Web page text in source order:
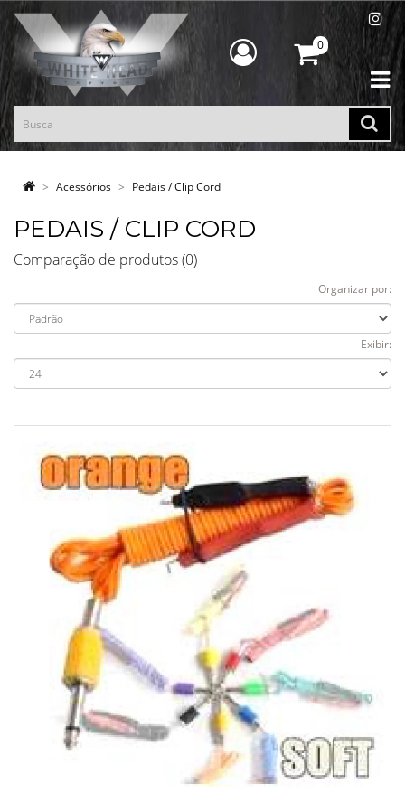
0
Acessórios Pedais / Clip Cord
PEDAIS / CLIP CORD
Comparação de produtos (0)
Organizar por:
Exibir: